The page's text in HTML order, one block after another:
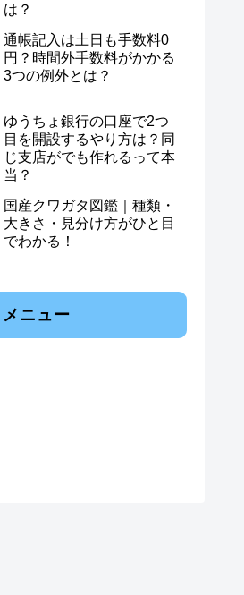
は？
通帳記入は土日も手数料0
円？時間外手数料がかかる
3つの例外とは？
ゆうちょ銀行の口座で2つ
目を開設するやり方は？同
じ支店がでも作れるって本
当？
国産クワガタ図鑑｜種類・
大きさ・見分け方がひと目
でわかる！
メニュー